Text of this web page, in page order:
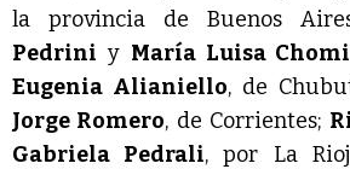
la provincia de Buenos
Pedrini y María Luisa
Eugenia Alianiello, de
Jorge Romero, de Corrientes;
Gabriela Pedrali, por La